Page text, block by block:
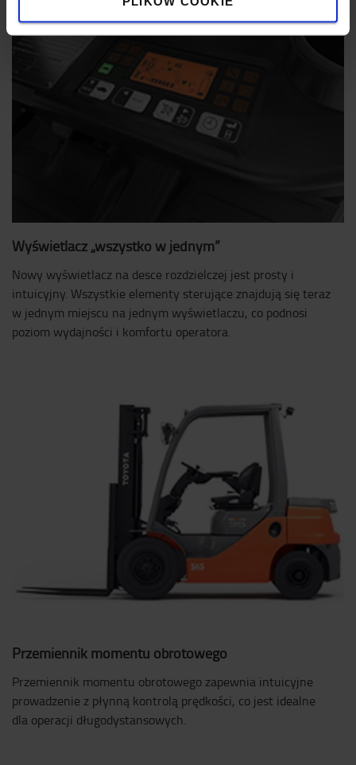
Wyświetlacz „wszystko w jednym”
Nowy wyświetlacz na desce rozdzielczej jest prosty i
intuicyjny. Wszystkie elementy sterujące znajdują się teraz
w jednym miejscu na jednym wyświetlaczu, co podnosi
poziom wydajności i komfortu operatora.
Przemiennik momentu obrotowego
Przemiennik momentu obrotowego zapewnia intuicyjne
prowadzenie z płynną kontrolą prędkości, co jest idealne
dla operacji długodystansowych.